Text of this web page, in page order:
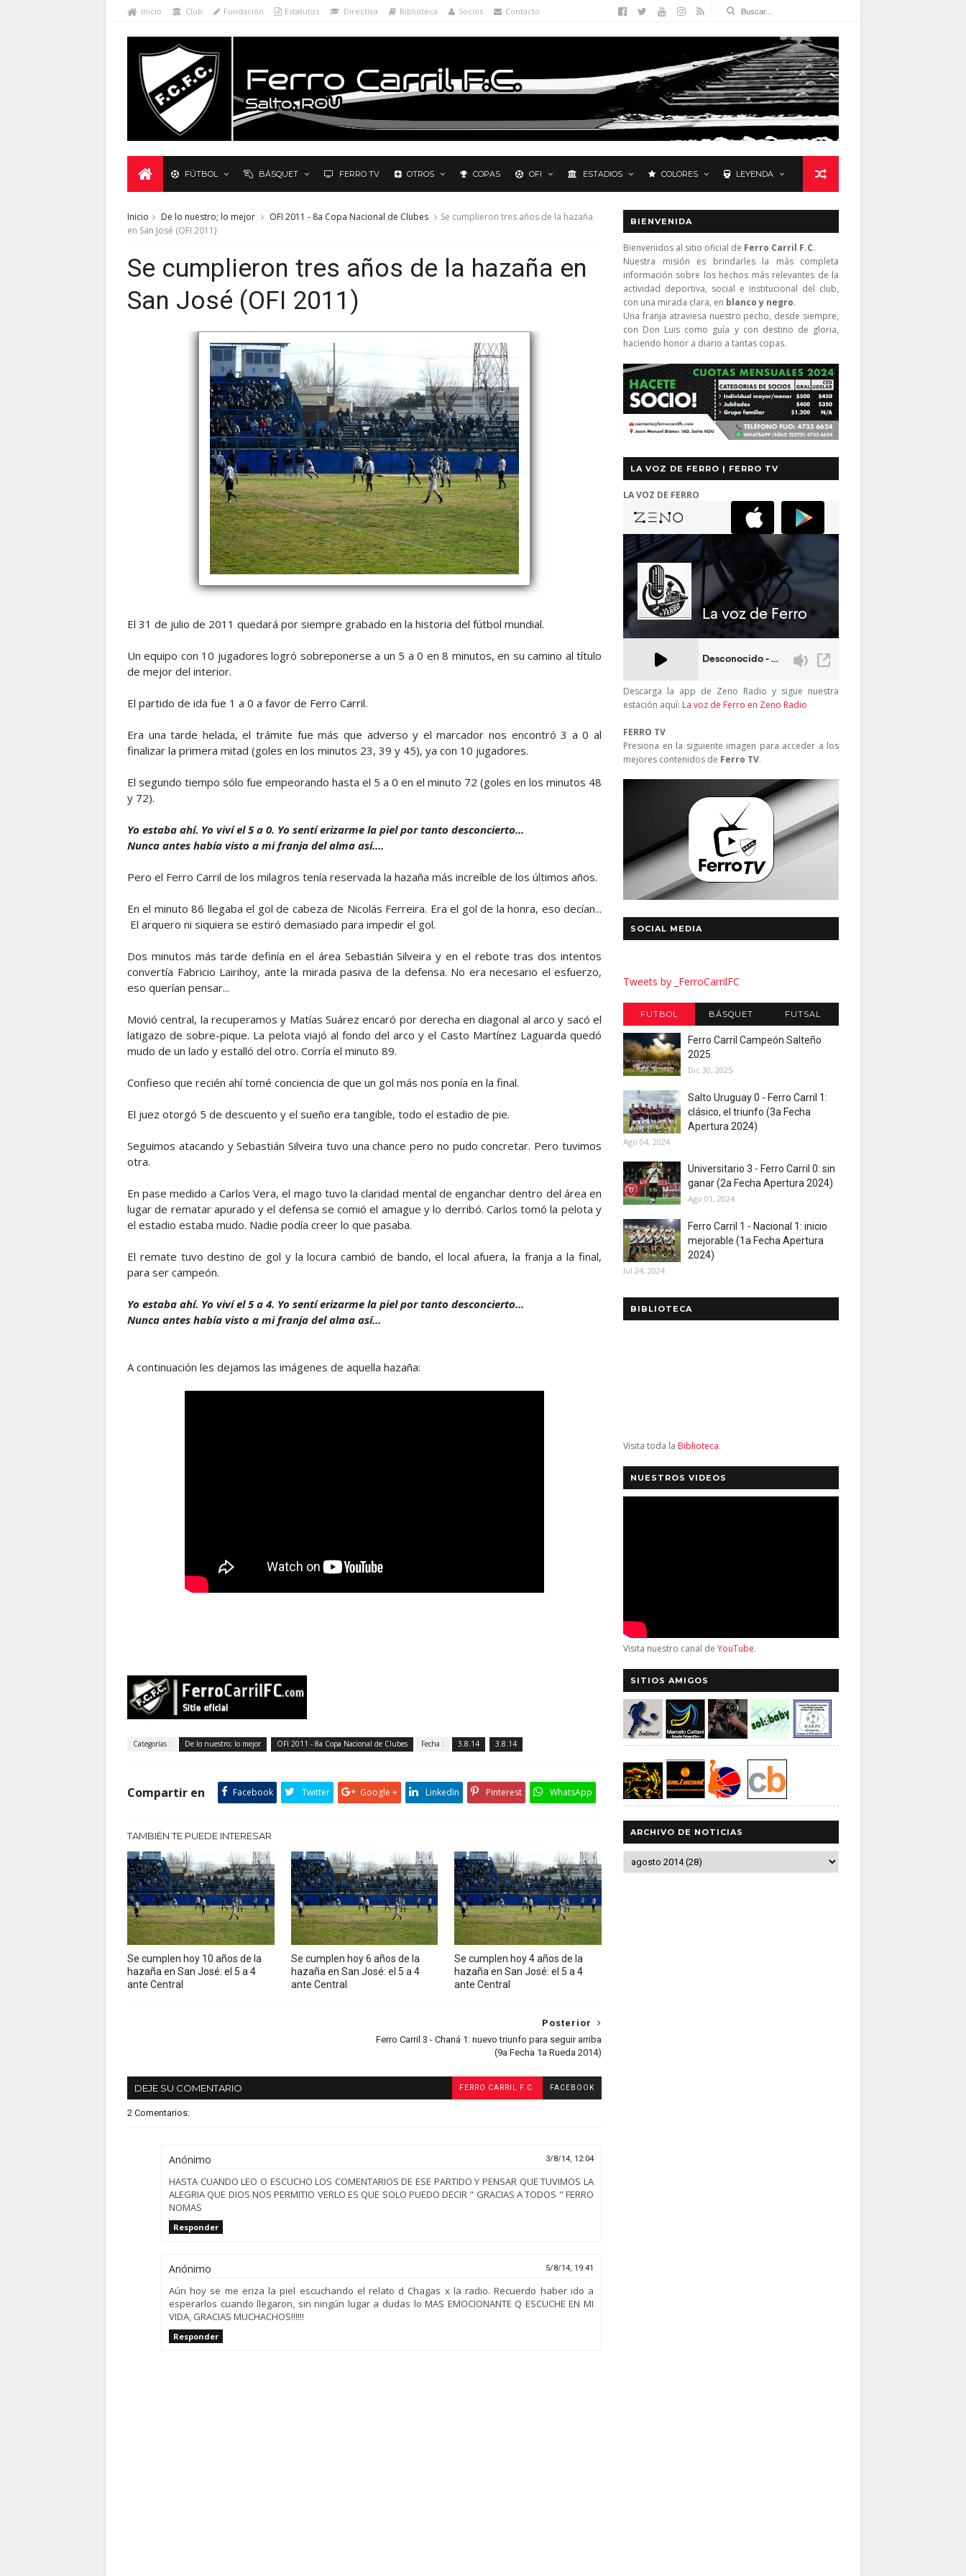
Inicio Club Fundación Estatutos Directiva Biblioteca Socios Contacto
FÚTBOL BÁSQUET FERRO TV OTROS COPAS OFI ESTADIOS COLORES LEYENDA
Inicio De lo nuestro; lo mejor OFI 2011 - 8a Copa Nacional de Clubes
Se cumplieron tres años de la hazaña
en San José (OFI 2011)
Se cumplieron tres años de la hazaña en
San José (OFI 2011)
El 31 de julio de 2011 quedará por siempre grabado en la historia del fútbol mundial.
Un equipo con 10 jugadores logró sobreponerse a un 5 a 0 en 8 minutos, en su camino al título
de mejor del interior.
El partido de ida fue 1 a 0 a favor de Ferro Carril.
Era una tarde helada, el trámite fue más que adverso y el marcador nos encontró 3 a 0 al
finalizar la primera mitad (goles en los minutos 23, 39 y 45), ya con 10 jugadores.
El segundo tiempo sólo fue empeorando hasta el 5 a 0 en el minuto 72 (goles en los minutos 48
y 72).
Yo estaba ahí. Yo viví el 5 a 0. Yo sentí erizarme la piel por tanto desconcierto...
Nunca antes había visto a mi franja del alma así....
Pero el Ferro Carril de los milagros tenía reservada la hazaña más increíble de los últimos años.
En el minuto 86 llegaba el gol de cabeza de Nicolás Ferreira. Era el gol de la honra, eso decían...
El arquero ni siquiera se estiró demasiado para impedir el gol.
Dos minutos más tarde definía en el área Sebastián Silveira y en el rebote tras dos intentos
convertía Fabricio Lairihoy, ante la mirada pasiva de la defensa. No era necesario el esfuerzo,
eso querían pensar...
Movió central, la recuperamos y Matías Suárez encaró por derecha en diagonal al arco y sacó el
latigazo de sobre-pique. La pelota viajó al fondo del arco y el Casto Martínez Laguarda quedó
mudo de un lado y estalló del otro. Corría el minuto 89.
Confieso que recién ahí tomé conciencia de que un gol más nos ponía en la final.
El juez otorgó 5 de descuento y el sueño era tangible, todo el estadio de pie.
Seguimos atacando y Sebastián Silveira tuvo una chance pero no pudo concretar. Pero tuvimos
otra.
En pase medido a Carlos Vera, el mago tuvo la claridad mental de enganchar dentro del área en
lugar de rematar apurado y el defensa se comió el amague y lo derribó. Carlos tomó la pelota y
el estadio estaba mudo. Nadie podía creer lo que pasaba.
El remate tuvo destino de gol y la locura cambió de bando, el local afuera, la franja a la final,
para ser campeón.
Yo estaba ahí. Yo viví el 5 a 4. Yo sentí erizarme la piel por tanto desconcierto...
Nunca antes había visto a mi franja del alma así...
A continuación les dejamos las imágenes de aquella hazaña:
Categorías : De lo nuestro; lo mejor OFI 2011 - 8a Copa Nacional de Clubes Fecha : 3.8.14 3.8.14
Compartir en Facebook Twitter Google + LinkedIn Pinterest WhatsApp
TAMBIÉN TE PUEDE INTERESAR
Se cumplen hoy 10 años de la
hazaña en San José: el 5 a 4
ante Central
Se cumplen hoy 6 años de la
hazaña en San José: el 5 a 4
ante Central
Se cumplen hoy 4 años de la
hazaña en San José: el 5 a 4
ante Central
Posterior
Ferro Carril 3 - Chaná 1: nuevo triunfo para seguir arriba
(9a Fecha 1a Rueda 2014)
DEJE SU COMENTARIO FERRO CARRIL F.C. FACEBOOK
2 Comentarios:
Anónimo 3/8/14, 12:04
HASTA CUANDO LEO O ESCUCHO LOS COMENTARIOS DE ESE PARTIDO Y PENSAR QUE TUVIMOS LA
ALEGRIA QUE DIOS NOS PERMITIO VERLO ES QUE SOLO PUEDO DECIR " GRACIAS A TODOS " FERRO
NOMAS
Responder
Anónimo 5/8/14, 19:41
Aún hoy se me eriza la piel escuchando el relato d Chagas x la radio. Recuerdo haber ido a
esperarlos cuando llegaron, sin ningún lugar a dudas lo MAS EMOCIONANTE Q ESCUCHE EN MI
VIDA, GRACIAS MUCHACHOS!!!!!!
Responder
BIENVENIDA
Bienvenidos al sitio oficial de Ferro Carril F.C.
Nuestra misión es brindarles la más completa
información sobre los hechos más relevantes de la
actividad deportiva, social e institucional del club,
con una mirada clara, en blanco y negro.
Una franja atraviesa nuestro pecho, desde siempre,
con Don Luis como guía y con destino de gloria,
haciendo honor a diario a tantas copas.
LA VOZ DE FERRO | FERRO TV
LA VOZ DE FERRO
Descarga la app de Zeno Radio y sigue nuestra
estación aquí: La voz de Ferro en Zeno Radio
FERRO TV
Presiona en la siguiente imagen para acceder a los
mejores contenidos de Ferro TV.
SOCIAL MEDIA
Tweets by _FerroCarrilFC
FUTBOL BÁSQUET FUTSAL
Ferro Carril Campeón Salteño
2025
Dic 30, 2025
Salto Uruguay 0 - Ferro Carril 1:
clásico, el triunfo (3a Fecha
Apertura 2024)
Ago 04, 2024
Universitario 3 - Ferro Carril 0: sin
ganar (2a Fecha Apertura 2024)
Ago 01, 2024
Ferro Carril 1 - Nacional 1: inicio
mejorable (1a Fecha Apertura
2024)
Jul 24, 2024
BIBLIOTECA
Visita toda la Biblioteca.
NUESTROS VIDEOS
Visita nuestro canal de YouTube.
SITIOS AMIGOS
ARCHIVO DE NOTICIAS